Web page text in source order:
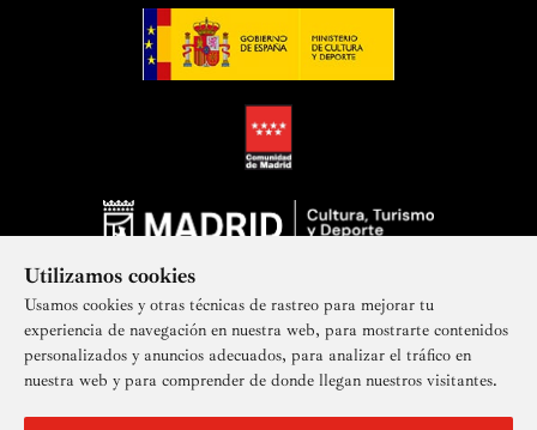
Utilizamos cookies
Usamos cookies y otras técnicas de rastreo para mejorar tu
experiencia de navegación en nuestra web, para mostrarte contenidos
personalizados y anuncios adecuados, para analizar el tráfico en
nuestra web y para comprender de donde llegan nuestros visitantes.
Suscríbete a nuestra newsletter